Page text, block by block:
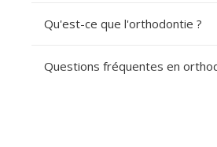
Qu'est-ce que l'orthodontie ?
Questions fréquentes en